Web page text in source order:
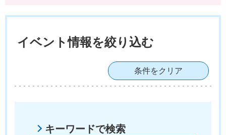
イベント情報を絞り込む
条件をクリア
キーワードで検索